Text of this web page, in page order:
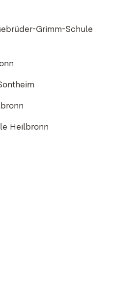
Grimm-Schule
Heilbronn